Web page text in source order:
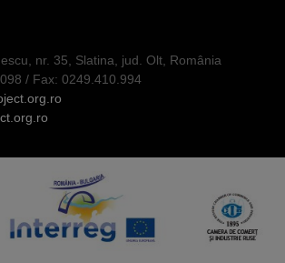
nr. 35, Slatina, jud. Olt, România
/ Fax: 0249.410.994